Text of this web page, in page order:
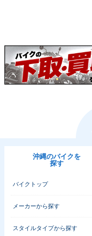
沖縄のバイクを
探す
バイクトップ
メーカーから探す
スタイルタイプから探す